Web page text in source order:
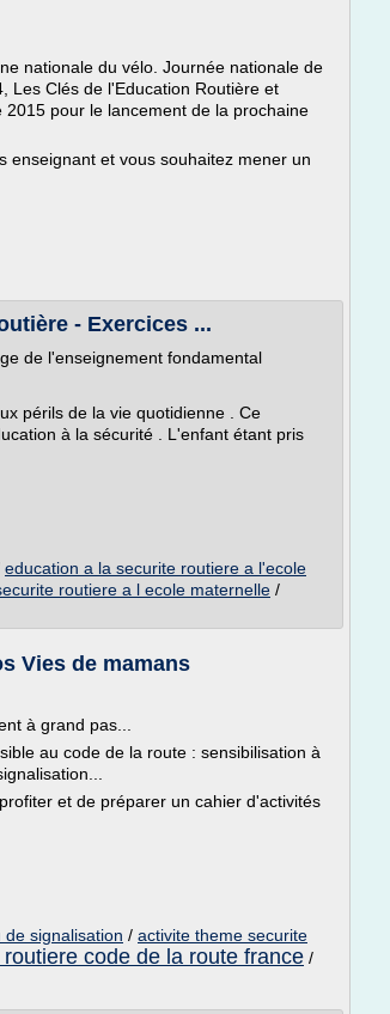
nationale du vélo. Journée nationale de
Les Clés de l'Education Routière et
pour le lancement de la prochaine
enseignant et vous souhaitez mener un
- Exercices ...
de l'enseignement fondamental
périls de la vie quotidienne . Ce
à la sécurité . L'enfant étant pris
education a la securite routiere a l'ecole
routiere a l ecole maternelle /
Vies de mamans
à grand pas...
au code de la route : sensibilisation à
et de préparer un cahier d'activités
signalisation / activite theme securite
code de la route france /